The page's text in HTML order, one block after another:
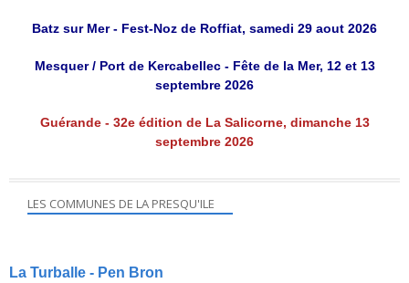
Batz sur Mer - Fest-Noz de Roffiat, samedi 29 aout 2026
Mesquer / Port de Kercabellec - Fête de la Mer, 12 et 13
septembre 2026
Guérande - 32e édition de La Salicorne, dimanche 13
septembre 2026
LES COMMUNES DE LA PRESQU'ILE
La Turballe - Pen Bron